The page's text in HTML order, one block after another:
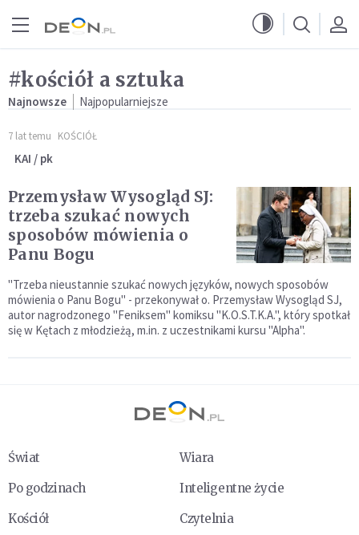
#kościół a sztuka
Najnowsze Najpopularniejsze
7 lat temu KOŚCIÓŁ
KAI / pk
Przemysław Wysogląd SJ:
trzeba szukać nowych
sposobów mówienia o
Panu Bogu
"Trzeba nieustannie szukać nowych języków, nowych sposobów
mówienia o Panu Bogu" - przekonywał o. Przemysław Wysogląd SJ,
autor nagrodzonego "Feniksem" komiksu "K.O.S.T.K.A.", który spotkał
się w Kętach z młodzieżą, m.in. z uczestnikami kursu "Alpha".
Świat
Wiara
Po godzinach
Inteligentne życie
Kościół
Czytelnia